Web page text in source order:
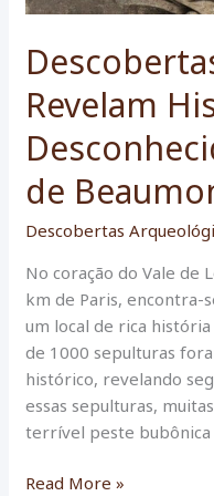
Revelam
de
Descobertas
No coração do Vale de
km de Paris, encontra-
um local de rica
de 1000 sepulturas
histórico, revelando
essas sepulturas,
terrível peste bubônica
Descobertas
Read More »